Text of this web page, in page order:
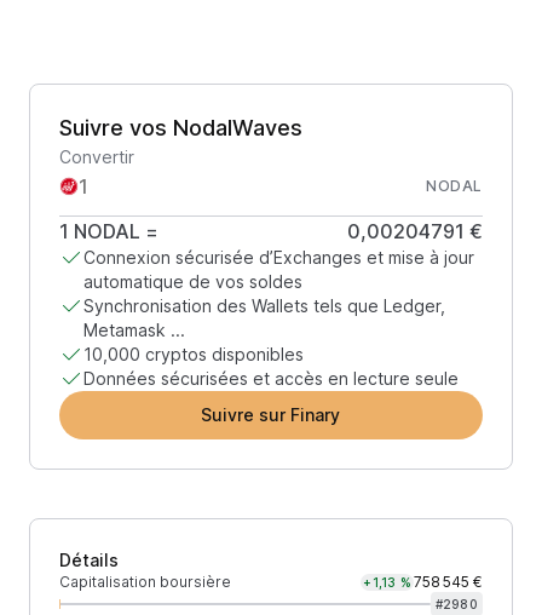
Suivre vos NodalWaves
Convertir
NODAL
1 NODAL = 0,00204791 €
Connexion sécurisée d’Exchanges et mise à jour
automatique de vos soldes
Synchronisation des Wallets tels que Ledger,
Metamask ...
10,000 cryptos disponibles
Données sécurisées et accès en lecture seule
Suivre sur Finary
Détails
Capitalisation boursière +1,13 % 758 545 €
#2980